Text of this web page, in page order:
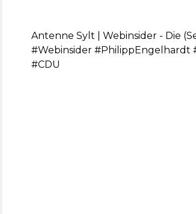
Antenne Sylt | Webinsider - Die
#Webinsider #PhilippEngelhardt
#CDU